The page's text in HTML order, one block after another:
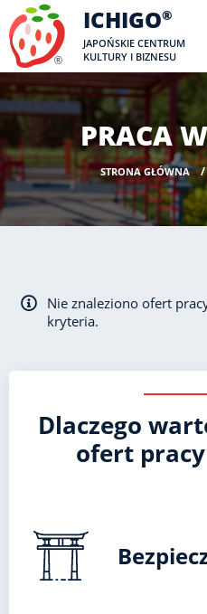
ICHIGO®
JAPOŃSKIE CENTRUM
KULTURY I BIZNESU
PRACA
STRONA GŁÓWNA
Nie znaleziono ofert
kryteria.
Dlaczego
ofert